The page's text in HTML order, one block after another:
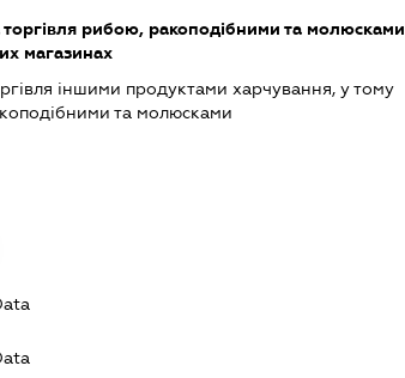
рибою, ракоподібними та молюсками
магазинах
іншими продуктами харчування, у тому
та молюсками